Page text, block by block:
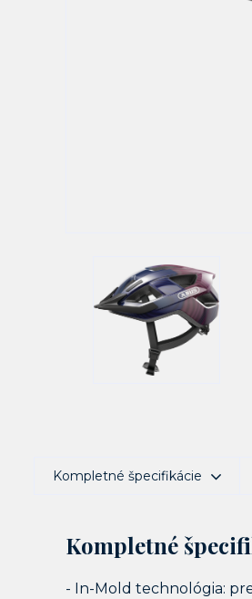
Kompletné špecifikácie
Kompletné
- In-Mold technológia: